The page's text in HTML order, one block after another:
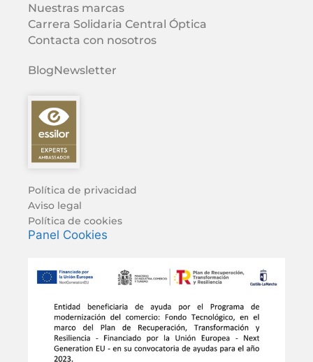
Nuestras marcas
Carrera Solidaria Central Óptica
Contacta con nosotros
BlogNewsletter
Política de privacidad
Aviso legal
Política de cookies
Panel Cookies